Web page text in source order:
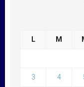
L M
3 4